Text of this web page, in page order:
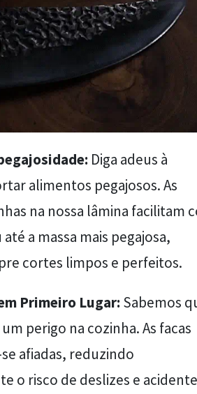
Diga adeus à
alimentos pegajosos. As
na nossa lâmina facilitam
a massa mais pegajosa,
cortes limpos e perfeitos.
Primeiro Lugar: Sabemos
perigo na cozinha. As facas
afiadas, reduzindo
o risco de deslizes e